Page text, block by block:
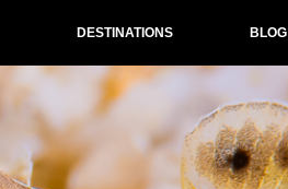
DESTINATIONS BLOG